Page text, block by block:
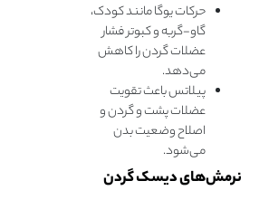
حرکات یوگا مانند کودک،
گاو-گربه و کبوتر فشار
عضلات گردن را کاهش
می‌دهد.
پيلاتس باعث تقویت
عضلات پشت و گردن و
اصلاح وضعیت بدن
می‌شود.
نرمش‌های دیسک گردن